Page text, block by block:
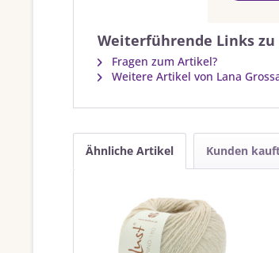
Weiterführende Links
Fragen zum Artikel?
Weitere Artikel von Lana
Ähnliche Artikel Kunden